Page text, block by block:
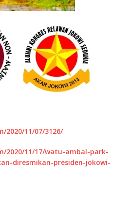
11/07/3126/
2020/11/17/watu-ambal-park-
diresmikan-presiden-jokowi-